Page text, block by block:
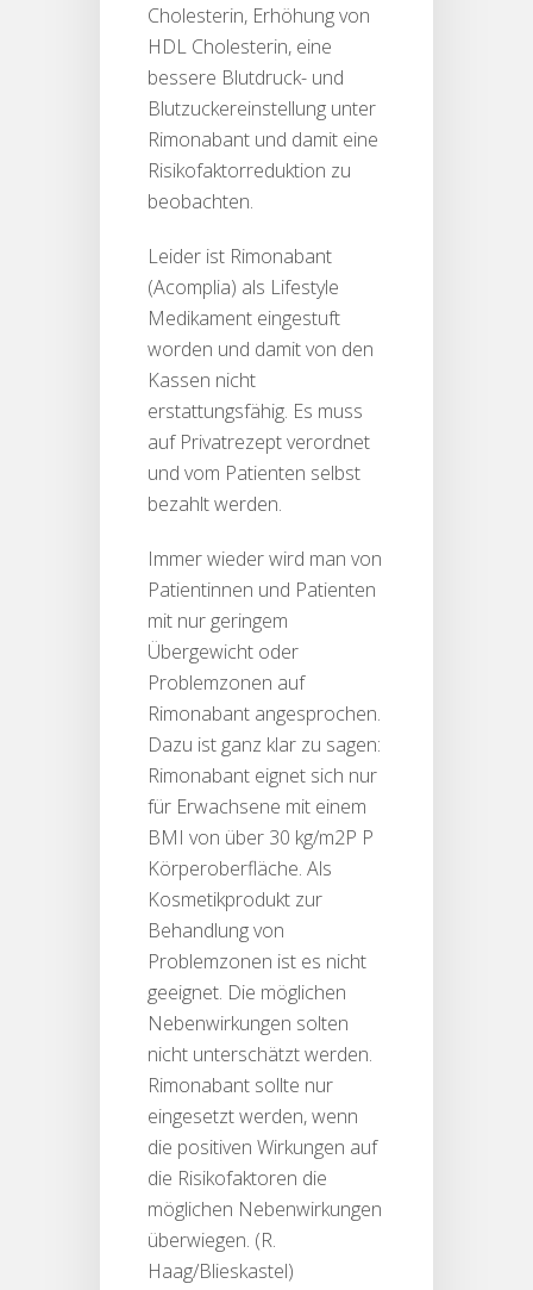
Cholesterin, Erhöhung von
HDL Cholesterin, eine
bessere Blutdruck- und
Blutzuckereinstellung unter
Rimonabant und damit eine
Risikofaktorreduktion zu
beobachten.
Leider ist Rimonabant
(Acomplia) als Lifestyle
Medikament eingestuft
worden und damit von den
Kassen nicht
erstattungsfähig. Es muss
auf Privatrezept verordnet
und vom Patienten selbst
bezahlt werden.
Immer wieder wird man von
Patientinnen und Patienten
mit nur geringem
Übergewicht oder
Problemzonen auf
Rimonabant angesprochen.
Dazu ist ganz klar zu sagen:
Rimonabant eignet sich nur
für Erwachsene mit einem
BMI von über 30 kg/m2P P
Körperoberfläche. Als
Kosmetikprodukt zur
Behandlung von
Problemzonen ist es nicht
geeignet. Die möglichen
Nebenwirkungen solten
nicht unterschätzt werden.
Rimonabant sollte nur
eingesetzt werden, wenn
die positiven Wirkungen auf
die Risikofaktoren die
möglichen Nebenwirkungen
überwiegen. (R.
Haag/Blieskastel)